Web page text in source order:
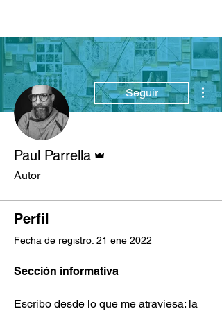
Seguir
Paul Parrella
Autor
Perfil
Fecha de registro: 21 ene 2022
Sección informativa
Escribo desde lo que me atraviesa: la